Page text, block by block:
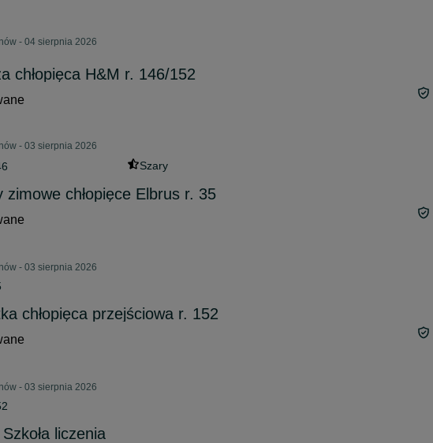
- 04 sierpnia 2026
chłopięca H&M r. 146/152
- 03 sierpnia 2026
Szary
zimowe chłopięce Elbrus r. 35
- 03 sierpnia 2026
chłopięca przejściowa r. 152
- 03 sierpnia 2026
liczenia